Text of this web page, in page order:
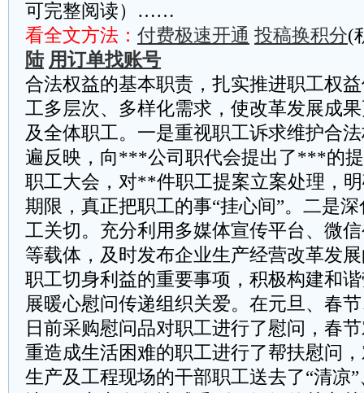
可完整阅读）……
看全文方法： 付费极速开通 投稿换积分(
陆 用订单找账号
合法权益的基本职责，扎实推进职工权
工多层次、多样化需求，使改革发展成
及全体职工。一是重视职工诉求维护合
遍反映，向***公司职代会提出了***的
职工大会，对**件职工提案立案处理，
期限，真正把职工的事“挂心间”。二是
工关切。充分利用多媒体宣传平台、微
等载体，及时发布企业生产经营改革发
职工切身利益的重要事项，积极构建和
展暖心慰问传递组织关爱。在元旦、春
日前采购慰问品对职工进行了慰问，春
重造成生活困难的职工进行了帮扶慰问
生产及工程现场的干部职工送去了“清凉